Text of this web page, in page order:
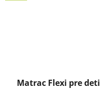
Matrac Flexi pre deti